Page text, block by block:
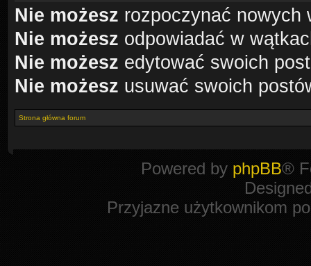
Nie możesz rozpoczynać nowych
Nie możesz odpowiadać w
Nie możesz edytować swoich
Nie możesz usuwać swoich
Strona główna forum
Powered by phpBB®
Przyjazne użytkownikom